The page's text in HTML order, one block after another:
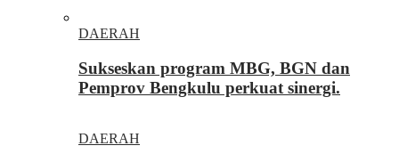
DAERAH
Sukseskan program MBG, BGN dan
Pemprov Bengkulu perkuat sinergi.
DAERAH